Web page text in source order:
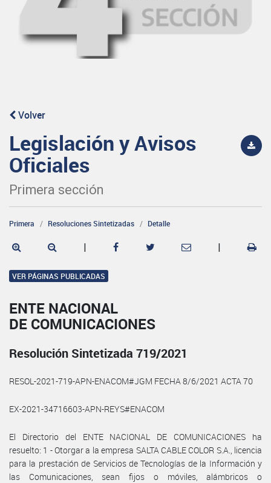
Volver
Legislación y Avisos
Oficiales
Primera sección
Primera Resoluciones Sintetizadas Detalle
| |
VER PÁGINAS PUBLICADAS
ENTE NACIONAL
DE COMUNICACIONES
Resolución Sintetizada 719/2021
RESOL-2021-719-APN-ENACOM#JGM FECHA 8/6/2021 ACTA 70
EX-2021-34716603-APN-REYS#ENACOM
El Directorio del ENTE NACIONAL DE COMUNICACIONES ha
resuelto: 1 - Otorgar a la empresa SALTA CABLE COLOR S.A., licencia
para la prestación de Servicios de Tecnologías de la Información y
las Comunicaciones, sean fijos o móviles, alámbricos o